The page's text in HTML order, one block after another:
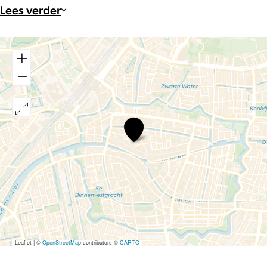
Lees verder
Ongezien.
Ongelijkheid
in
Geneeskunde
Leaflet|©OpenStreetMapcontributors ©CARTO